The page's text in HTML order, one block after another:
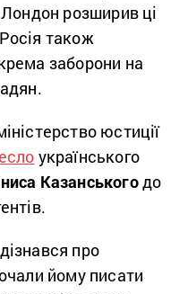
розширив ці
також
заборони на
юстиції
українського
Казанськогодо
про
йому писати